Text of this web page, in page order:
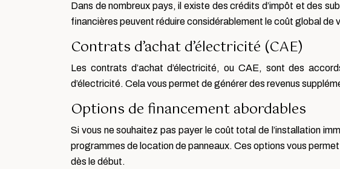
Dans de nombreux pays, il existe des crédits d’impôt et des
financières peuvent réduire considérablement le coût global de
Contrats d’achat d’électricité (CAE)
Les contrats d’achat d’électricité, ou CAE, sont des
d’électricité. Cela vous permet de générer des revenus
Options de financement abordables
Si vous ne souhaitez pas payer le coût total de l’installation
programmes de location de panneaux. Ces options vous
dès le début.